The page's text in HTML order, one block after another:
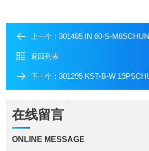
上一个： 301485 IN 60-S-M8SCHUNK雄
返回列表
下一个： 301295 KST-B-W 19PSCHUNK
在线留言
ONLINE MESSAGE